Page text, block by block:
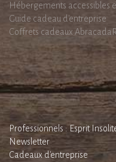
Hébergements accessibles
Guide cadeau d'entreprise
Coffrets cadeaux
Professionnels : Esprit
Newsletter
Cadeaux d'entreprise